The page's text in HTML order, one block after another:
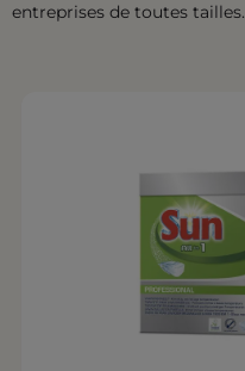
entreprises de toutes tailles.